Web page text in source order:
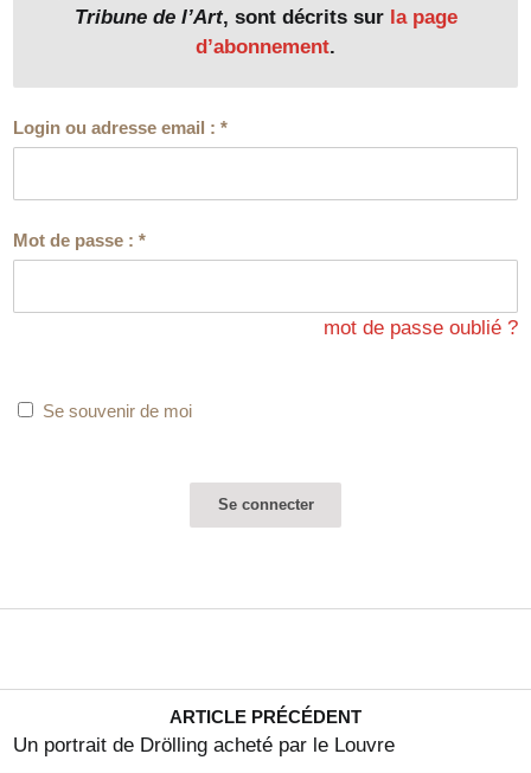
Tribune de l’Art, sont décrits sur la page
d’abonnement.
Login ou adresse email :*
Mot de passe :*
mot de passe oublié ?
Se souvenir de moi
ARTICLE PRÉCÉDENT
Un portrait de Drölling acheté par le Louvre